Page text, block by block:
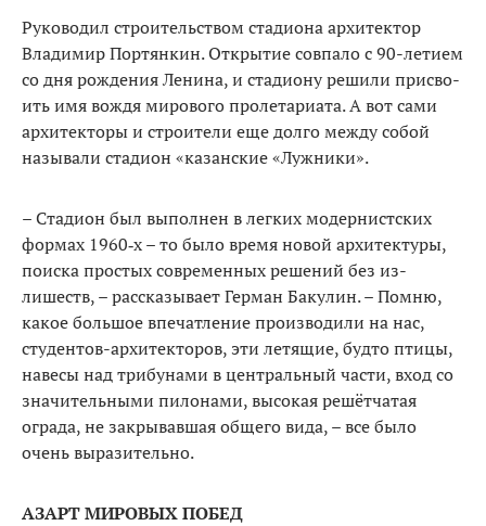
Руководил строительством стадиона архитектор
Владимир Портянкин. Открытие совпало с 90-летием
со дня рождения Ле­нина, и стадиону решили присво­
ить имя вождя мирового проле­тариата. А вот сами
архитекторы и строители еще долго между со­бой
называли стадион «казанские «Лужники».
– Стадион был выполнен в легких модернистских
формах 1960‑х – то было время новой архитектуры,
поиска простых современных решений без из­
лишеств, – рассказывает Герман Бакулин. – Помню,
какое боль­шое впечатление производили на нас,
студентов-архитекторов, эти летящие, будто птицы,
навесы над трибунами в центральный ча­сти, вход со
значительными пило­нами, высокая решётчатая
ограда, не закрывавшая общего вида, – все было
очень выразительно.
АЗАРТ МИРОВЫХ ПОБЕД